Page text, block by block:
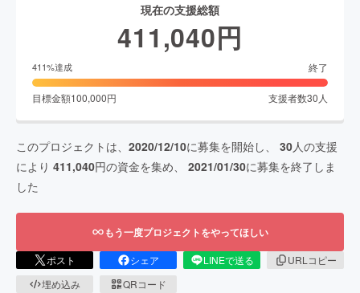
現在の支援総額
411,040円
411%達成 終了
目標金額100,000円 支援者数30 人
このプロジェクトは、 2020/12/10に募集を開始し、 30人の支援
により 411,040円の資金を集め、 2021/01/30に募集を終了しま
した
もう一度プロジェクトをやってほしい
ポスト シェア LINEで送る
URLコピー
埋め込み
QRコード